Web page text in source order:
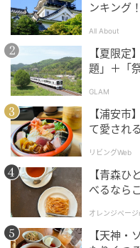
“オハナ＝家族との最高の夏“がテ
ィッチ」サマーコレクション
ンキング
All About
【夏限
題」＋「
光
GLAM
【浦安
て愛され
リビングWeb
【青森ひ
べるなら
オレンジペー
【天神・